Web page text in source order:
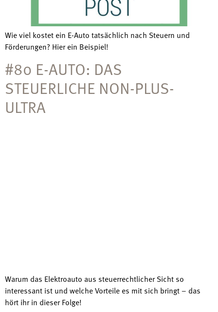
Wie viel kostet ein E-Auto tatsächlich nach Steuern und
Förderungen? Hier ein Beispiel!
#80 E-AUTO: DAS
STEUERLICHE NON-PLUS-
ULTRA
Warum das Elektroauto aus steuerrechtlicher Sicht so
interessant ist und welche Vorteile es mit sich bringt – das
hört ihr in dieser Folge!